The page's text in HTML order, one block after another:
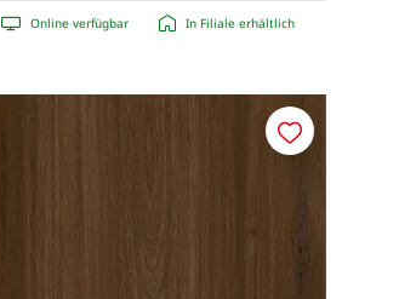
Online verfügbar In Filiale erhältlich
Merken